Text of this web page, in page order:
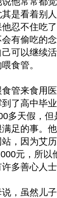
是看着别
忍不住吃
有偷吃的
可以继续
食管。
管来食用
了高中毕
多天假，
足的事。
，因为艾
元，所以
多善心人士
，虽然儿